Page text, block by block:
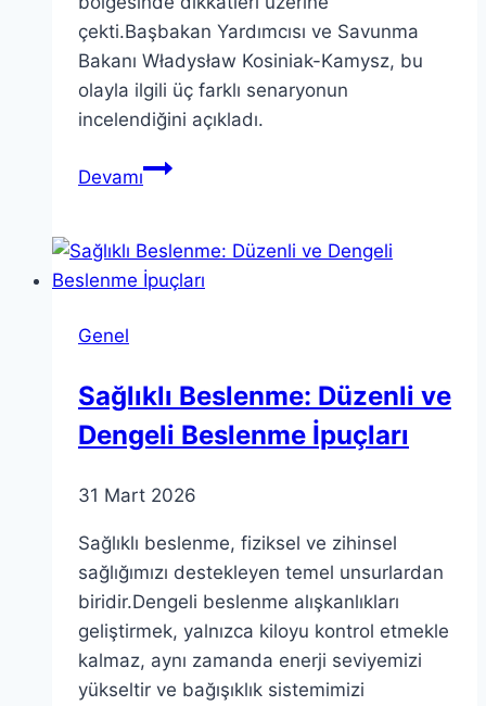
çekti.Başbakan Yardımcısı ve Savunma
Bakanı Władysław Kosiniak-Kamysz, bu
olayla ilgili üç farklı senaryonun
incelendiğini açıkladı.
DevamıPolonya
Olayı
Üzerine
Genel
Sağlıklı Beslenme: Düzenli ve
Dengeli Beslenme İpuçları
31 Mart 2026
Sağlıklı beslenme, fiziksel ve zihinsel
sağlığımızı destekleyen temel unsurlardan
biridir.Dengeli beslenme alışkanlıkları
geliştirmek, yalnızca kiloyu kontrol etmekle
kalmaz, aynı zamanda enerji seviyemizi
yükseltir ve bağışıklık sistemimizi